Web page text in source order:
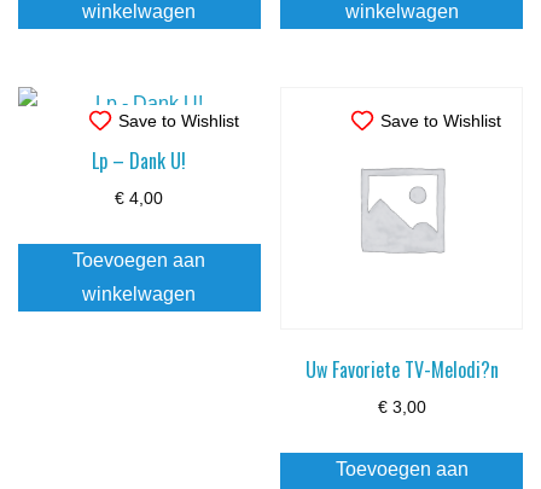
winkelwagen
winkelwagen
Save to Wishlist
Lp – Dank U!
€ 4,00
Toevoegen aan
winkelwagen
Save to Wishlist
Uw Favoriete TV-Melodi?n
€3,00
Toevoegen aan